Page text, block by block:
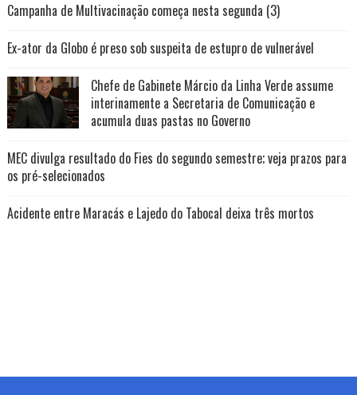
Campanha de Multivacinação começa nesta segunda (3)
Ex-ator da Globo é preso sob suspeita de estupro de vulnerável
Chefe de Gabinete Márcio da Linha Verde assume
interinamente a Secretaria de Comunicação e
acumula duas pastas no Governo
MEC divulga resultado do Fies do segundo semestre; veja prazos para
os pré-selecionados
Acidente entre Maracás e Lajedo do Tabocal deixa três mortos